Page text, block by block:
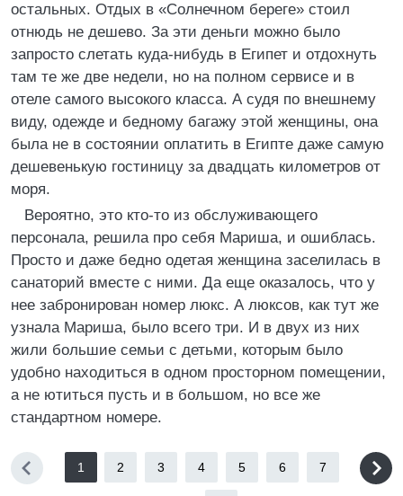
остальных. Отдых в «Солнечном береге» стоил
отнюдь не дешево. За эти деньги можно было
запросто слетать куда-нибудь в Египет и отдохнуть
там те же две недели, но на полном сервисе и в
отеле самого высокого класса. А судя по внешнему
виду, одежде и бедному багажу этой женщины, она
была не в состоянии оплатить в Египте даже самую
дешевенькую гостиницу за двадцать километров от
моря.
Вероятно, это кто-то из обслуживающего
персонала, решила про себя Мариша, и ошиблась.
Просто и даже бедно одетая женщина заселилась в
санаторий вместе с ними. Да еще оказалось, что у
нее забронирован номер люкс. А люксов, как тут же
узнала Мариша, было всего три. И в двух из них
жили большие семьи с детьми, которым было
удобно находиться в одном просторном помещении,
а не ютиться пусть и в большом, но все же
стандартном номере.
1 2 3 4 5 6 7